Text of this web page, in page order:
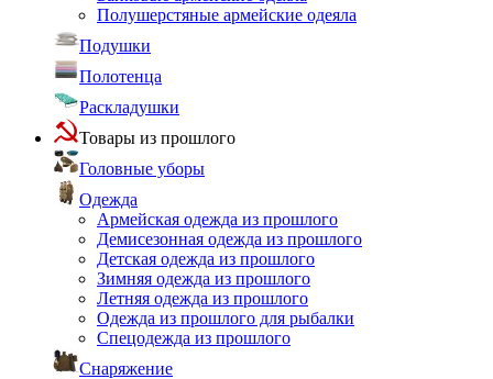
Полушерстяные армейские одеяла
Подушки
Полотенца
Раскладушки
Товары из прошлого
Головные уборы
Одежда
Армейская одежда из прошлого
Демисезонная одежда из прошлого
Детская одежда из прошлого
Зимняя одежда из прошлого
Летняя одежда из прошлого
Одежда из прошлого для рыбалки
Спецодежда из прошлого
Снаряжение